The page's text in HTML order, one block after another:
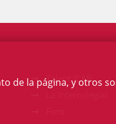
Talent ICAB
de la página, y otros